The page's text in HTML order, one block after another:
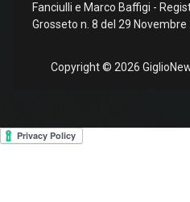
Fanciulli e Marco Baffigi -
Grosseto n. 8 del 29 Novembre
Copyright © 2026